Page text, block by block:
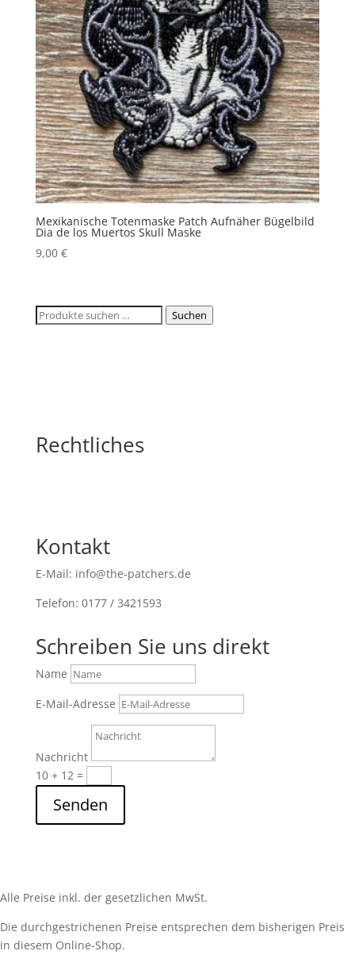
Mexikanische Totenmaske Patch Aufnäher Bügelbild
Dia de los Muertos Skull Maske
9,00 €
Suchen
Suchen
Rechtliches
Kontakt
E-Mail: info@the-patchers.de
Telefon: 0177 / 3421593
Schreiben Sie uns direkt
Name
E-Mail-Adresse
Nachricht
10 + 12=
Senden
Alle Preise inkl. der gesetzlichen MwSt.
Die durchgestrichenen Preise entsprechen dem bisherigen Preis
in diesem Online-Shop.